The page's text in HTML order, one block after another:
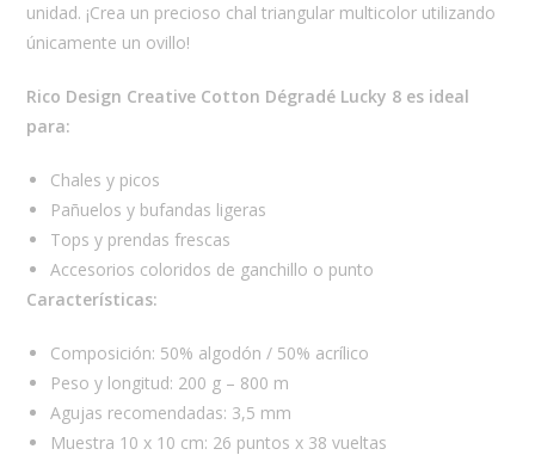
unidad. ¡Crea un precioso chal triangular multicolor utilizando
únicamente un ovillo!
Rico Design Creative Cotton Dégradé Lucky 8 es ideal
para:
Chales y picos
Pañuelos y bufandas ligeras
Tops y prendas frescas
Accesorios coloridos de ganchillo o punto
Características:
Composición: 50% algodón / 50% acrílico
Peso y longitud: 200 g – 800 m
Agujas recomendadas: 3,5 mm
Muestra 10 x 10 cm: 26 puntos x 38 vueltas